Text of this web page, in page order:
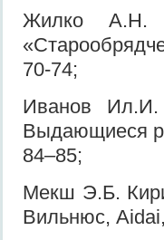
Жилко А.Н.
70-74;
Иванов Ил.И.
Выдающиеся
84–85;
Мекш Э.Б.
Вильнюс,